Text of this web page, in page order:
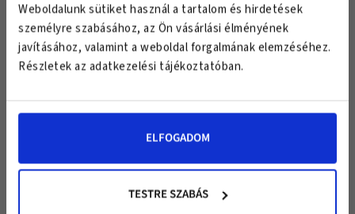
Weboldalunk sütiket használ a tartalom és hirdetések
személyre szabásához, az Ön vásárlási élményének
javításához, valamint a weboldal forgalmának elemzéséhez.
Részletek az adatkezelési tájékoztatóban.
ELFOGADOM
TESTRE SZABÁS
Csatlakozz 20.000 fős facebook
csoportunkhoz, ahol elolvashatod
mások véleményét a termékekről!
CSATLAKOZOM
Email
EZT VÁLASZTOM
*Az "Ezt választom" gombra kattintva elfogadod az USA medicaladatkezelési
leiratkozhatsz. A kuponkódot a megadott email címre küldjük, a rá vonatkozó